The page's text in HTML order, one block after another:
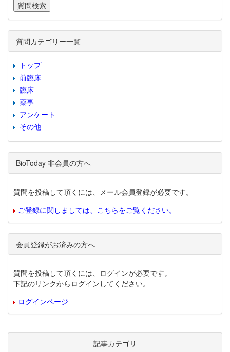
質問カテゴリー一覧
トップ
前臨床
臨床
薬事
アンケート
その他
BioToday 非会員の方へ
質問を投稿して頂くには、メール会員登録が必要です。
ご登録に関しましては、こちらをご覧ください。
会員登録がお済みの方へ
質問を投稿して頂くには、ログインが必要です。
下記のリンクからログインしてください。
ログインページ
記事カテゴリ